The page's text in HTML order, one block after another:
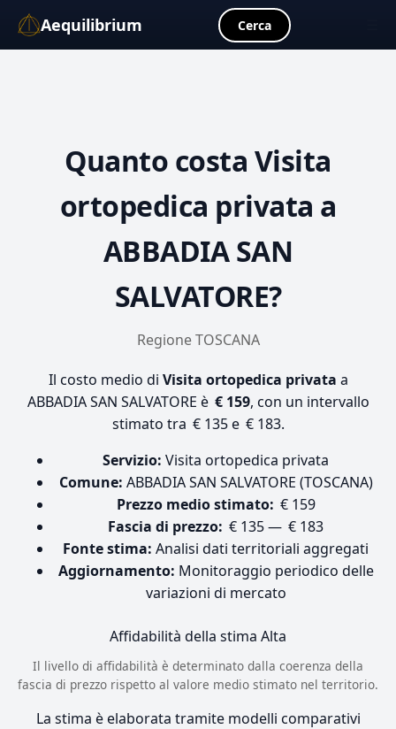
Aequilibrium Cerca
Quanto costa Visita
ortopedica privata a
ABBADIA SAN
SALVATORE?
Regione TOSCANA
Il costo medio di Visita ortopedica privata a
ABBADIA SAN SALVATORE è € 159, con un intervallo
stimato tra € 135 e € 183.
Servizio: Visita ortopedica privata
Comune: ABBADIA SAN SALVATORE (TOSCANA)
Prezzo medio stimato: € 159
Fascia di prezzo: € 135 — € 183
Fonte stima: Analisi dati territoriali aggregati
Aggiornamento: Monitoraggio periodico delle
variazioni di mercato
Affidabilità della stima Alta
Il livello di affidabilità è determinato dalla coerenza della
fascia di prezzo rispetto al valore medio stimato nel territorio.
La stima è elaborata tramite modelli comparativi